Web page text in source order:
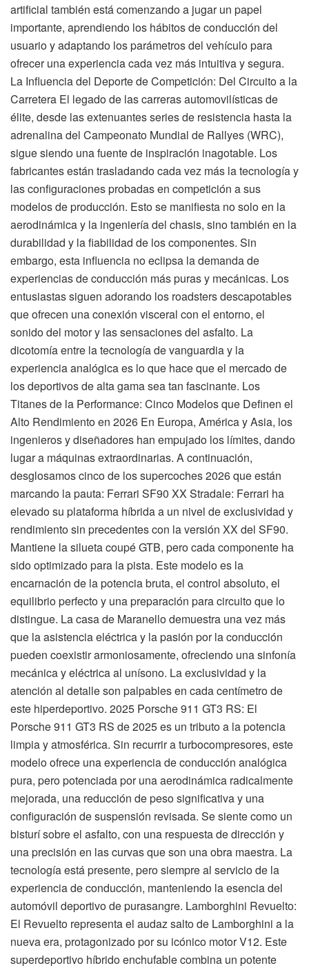
artificial también está comenzando a jugar un papel
importante, aprendiendo los hábitos de conducción del
usuario y adaptando los parámetros del vehículo para
ofrecer una experiencia cada vez más intuitiva y segura.
La Influencia del Deporte de Competición: Del Circuito a la
Carretera El legado de las carreras automovilísticas de
élite, desde las extenuantes series de resistencia hasta la
adrenalina del Campeonato Mundial de Rallyes (WRC),
sigue siendo una fuente de inspiración inagotable. Los
fabricantes están trasladando cada vez más la tecnología y
las configuraciones probadas en competición a sus
modelos de producción. Esto se manifiesta no solo en la
aerodinámica y la ingeniería del chasis, sino también en la
durabilidad y la fiabilidad de los componentes. Sin
embargo, esta influencia no eclipsa la demanda de
experiencias de conducción más puras y mecánicas. Los
entusiastas siguen adorando los roadsters descapotables
que ofrecen una conexión visceral con el entorno, el
sonido del motor y las sensaciones del asfalto. La
dicotomía entre la tecnología de vanguardia y la
experiencia analógica es lo que hace que el mercado de
los deportivos de alta gama sea tan fascinante. Los
Titanes de la Performance: Cinco Modelos que Definen el
Alto Rendimiento en 2026 En Europa, América y Asia, los
ingenieros y diseñadores han empujado los límites, dando
lugar a máquinas extraordinarias. A continuación,
desglosamos cinco de los supercoches 2026 que están
marcando la pauta: Ferrari SF90 XX Stradale: Ferrari ha
elevado su plataforma híbrida a un nivel de exclusividad y
rendimiento sin precedentes con la versión XX del SF90.
Mantiene la silueta coupé GTB, pero cada componente ha
sido optimizado para la pista. Este modelo es la
encarnación de la potencia bruta, el control absoluto, el
equilibrio perfecto y una preparación para circuito que lo
distingue. La casa de Maranello demuestra una vez más
que la asistencia eléctrica y la pasión por la conducción
pueden coexistir armoniosamente, ofreciendo una sinfonía
mecánica y eléctrica al unísono. La exclusividad y la
atención al detalle son palpables en cada centímetro de
este hiperdeportivo. 2025 Porsche 911 GT3 RS: El
Porsche 911 GT3 RS de 2025 es un tributo a la potencia
limpia y atmosférica. Sin recurrir a turbocompresores, este
modelo ofrece una experiencia de conducción analógica
pura, pero potenciada por una aerodinámica radicalmente
mejorada, una reducción de peso significativa y una
configuración de suspensión revisada. Se siente como un
bisturí sobre el asfalto, con una respuesta de dirección y
una precisión en las curvas que son una obra maestra. La
tecnología está presente, pero siempre al servicio de la
experiencia de conducción, manteniendo la esencia del
automóvil deportivo de purasangre. Lamborghini Revuelto:
El Revuelto representa el audaz salto de Lamborghini a la
nueva era, protagonizado por su icónico motor V12. Este
superdeportivo híbrido enchufable combina un potente